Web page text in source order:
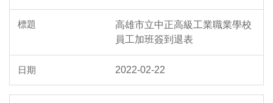
高雄市立中正高級工業職業學校
員工加班簽到退表
2022-02-22